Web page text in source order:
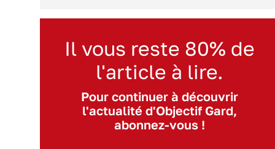
Il vous reste 80% de
l'article à lire.
Pour continuer à découvrir
l'actualité d'Objectif Gard,
abonnez-vous !